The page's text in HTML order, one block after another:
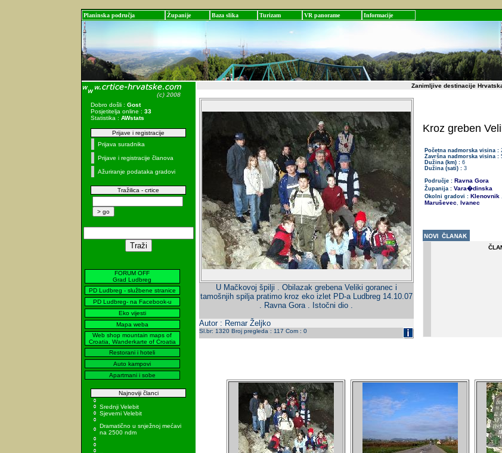
Planinska područja Županije Baza slika Turizam VR panorame Informacije
Dobro došli : Gost
Posjetitelja online : 33
Statistika : AWstats
Prijave i registracije
Prijava suradnika
Prijave i registracije članova
Ažuriranje podataka gradovi
Tražilica - crtice
FORUM OFF
Grad Ludbreg
PD Ludbreg - službene stranice
PD Ludbreg- na Facebook-u
Eko vijesti
Mapa weba
Web shop mountain maps of
Croatia, Wanderkarte of Croatia
Restorani i hoteli
Auto kampovi
Apartmani i sobe
Najnoviji članci
Srednji Velebit
Sjeverni Velebit
Dramatično u snježnoj mećavi
na 2500 ndm
Zanimljive destinacije
U Mačkovoj špilji . Obilazak grebena Veliki goranec i
tamošnjih spilja pratimo kroz eko izlet PD-a Ludbreg 14.10.07
. Ravna Gora . Istočni dio .
Autor : Remar Željko
Sl.br: 1320 Broj pregleda : 117 Com : 0
Kroz greben
Početna nadmorska visina :
Završna nadmorska visina :
Dužina (km) :6
Dužina (sati) :3
Područje : Ravna Gora
Županija : Vara�dinska
Okolni gradovi : Klenovnik ,
Maruševec, Ivanec